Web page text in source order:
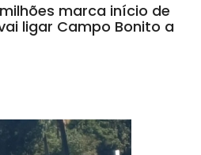
marca início de
ligar Campo Bonito a